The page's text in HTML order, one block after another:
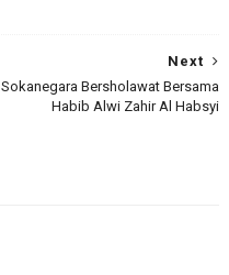
Next
Sokanegara Bersholawat Bersama
Habib Alwi Zahir Al Habsyi